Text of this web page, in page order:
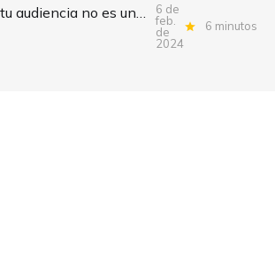
6 de
feb.
de
2024
6 minutos